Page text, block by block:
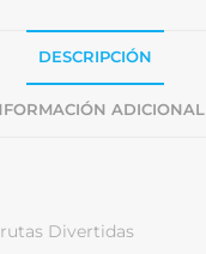
DESCRIPCIÓN
ADICIONAL
Divertidas